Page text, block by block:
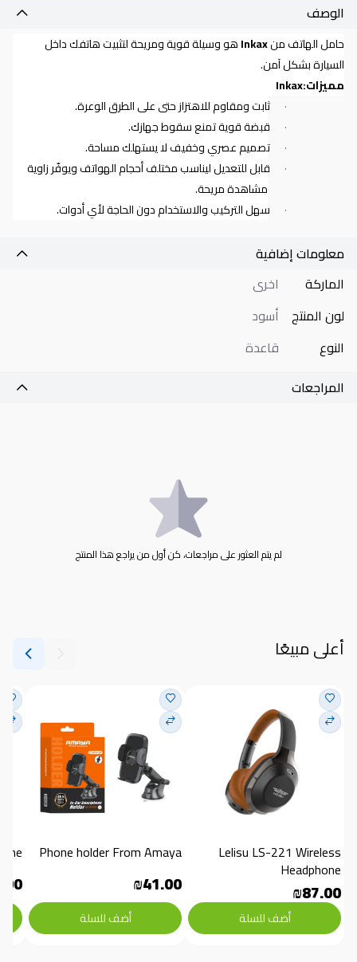
الوصف
حامل الهاتف منInkaxهو وسيلة قوية ومريحة لتثبيت هاتفك داخل
السيارة بشكل آمن.
مميزاتInkax:
· ثابت ومقاوم للاهتزاز حتى على الطرق الوعرة.
· قبضة قوية تمنع سقوط جهازك.
· تصميم عصري وخفيف لا يستهلك مساحة.
·
قابل للتعديل ليناسب مختلف أحجام الهواتف ويوفّر زاوية
مشاهدة مريحة.
· سهل التركيب والاستخدام دون الحاجة لأي أدوات.
معلومات إضافية
الماركة
اخرى
لون المنتج أسود
النوع
قاعدة
المراجعات
لم يتم العثور على مراجعات، كن أول من يراجع هذا المنتج
أعلى مبيعًا
Headphone
₪87.00
أضف للسلة
Phone holder From Amaya
₪41.00
أضف للسلة